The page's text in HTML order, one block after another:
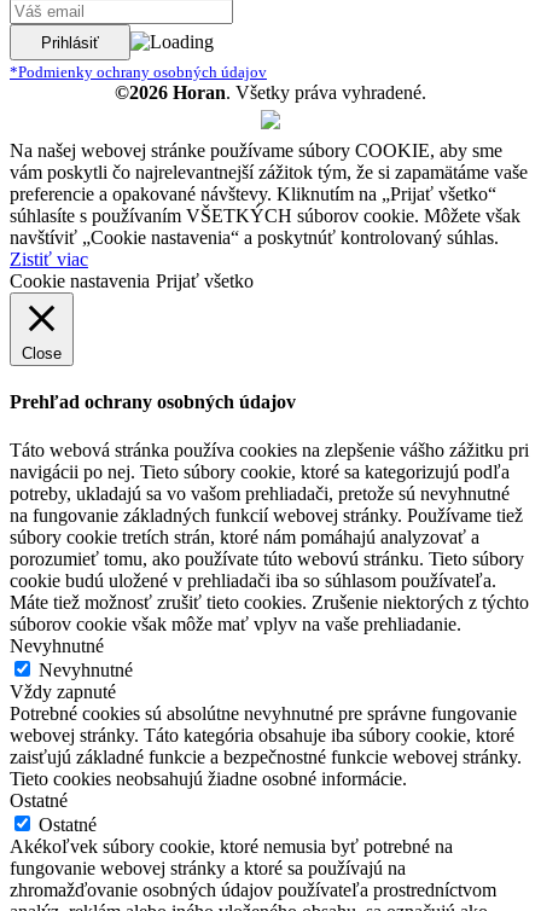
*Podmienky ochrany osobných údajov
©2026 Horan. Všetky práva vyhradené.
Na našej webovej stránke používame súbory COOKIE, aby sme
vám poskytli čo najrelevantnejší zážitok tým, že si zapamätáme vaše
preferencie a opakované návštevy. Kliknutím na „Prijať všetko“
súhlasíte s používaním VŠETKÝCH súborov cookie. Môžete však
navštíviť „Cookie nastavenia“ a poskytnúť kontrolovaný súhlas.
Zistiť viac
Cookie nastavenia Prijať všetko
Close
Prehľad ochrany osobných údajov
Táto webová stránka používa cookies na zlepšenie vášho zážitku pri
navigácii po nej. Tieto súbory cookie, ktoré sa kategorizujú podľa
potreby, ukladajú sa vo vašom prehliadači, pretože sú nevyhnutné
na fungovanie základných funkcií webovej stránky. Používame tiež
súbory cookie tretích strán, ktoré nám pomáhajú analyzovať a
porozumieť tomu, ako používate túto webovú stránku. Tieto súbory
cookie budú uložené v prehliadači iba so súhlasom používateľa.
Máte tiež možnosť zrušiť tieto cookies. Zrušenie niektorých z týchto
súborov cookie však môže mať vplyv na vaše prehliadanie.
Nevyhnutné
Nevyhnutné
Vždy zapnuté
Potrebné cookies sú absolútne nevyhnutné pre správne fungovanie
webovej stránky. Táto kategória obsahuje iba súbory cookie, ktoré
zaisťujú základné funkcie a bezpečnostné funkcie webovej stránky.
Tieto cookies neobsahujú žiadne osobné informácie.
Ostatné
Ostatné
Akékoľvek súbory cookie, ktoré nemusia byť potrebné na
fungovanie webovej stránky a ktoré sa používajú na
zhromažďovanie osobných údajov používateľa prostredníctvom